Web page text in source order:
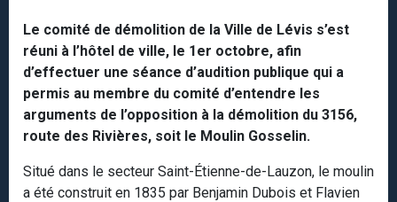
Le comité de démolition de la Ville de Lévis s’est
réuni à l’hôtel de ville, le 1er octobre, afin
d’effectuer une séance d’audition publique qui a
permis au membre du comité d’entendre les
arguments de l’opposition à la démolition du 3156,
route des Rivières, soit le Moulin Gosselin.
Situé dans le secteur Saint-Étienne-de-Lauzon, le moulin
a été construit en 1835 par Benjamin Dubois et Flavien